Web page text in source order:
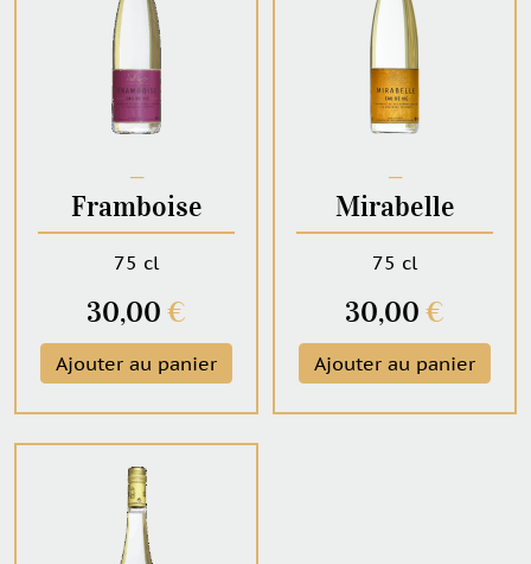
─
Framboise
75 cl
30,00 €
Ajouter au panier
─
Mirabelle
75 cl
30,00 €
Ajouter au panier